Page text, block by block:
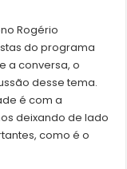
Rogério
do programa
a conversa, o
desse tema.
é com a
deixando de lado
como é o